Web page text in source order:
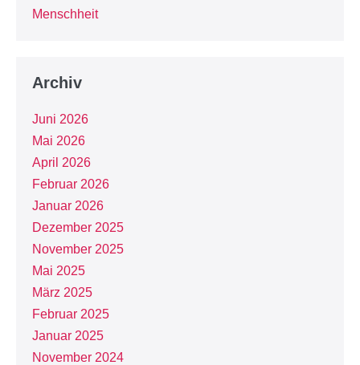
Menschheit
Archiv
Juni 2026
Mai 2026
April 2026
Februar 2026
Januar 2026
Dezember 2025
November 2025
Mai 2025
März 2025
Februar 2025
Januar 2025
November 2024